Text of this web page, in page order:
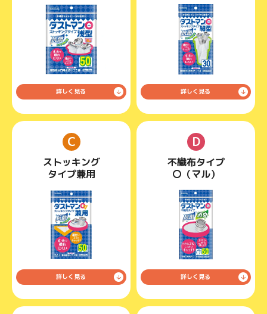
詳しく見る 詳しく見る
C
ストッキング
タイプ兼用
詳しく見る
D
不織布タイプ
〇（マル）
詳しく見る